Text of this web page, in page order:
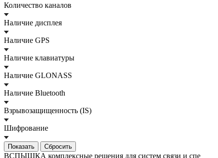
Количество каналов
Наличие дисплея
Наличие GPS
Наличие клавиатуры
Наличие GLONASS
Наличие Bluetooth
Взрывозащищенность (IS)
Шифрование
Сбросить
ВСПЫШКА комплексные решения для систем связи и спе